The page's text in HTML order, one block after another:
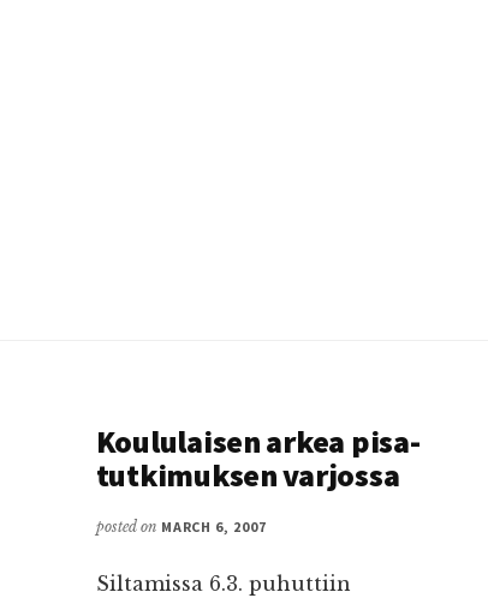
Koululaisen arkea pisa-
tutkimuksen varjossa
posted on MARCH 6, 2007
Siltamissa 6.3. puhuttiin